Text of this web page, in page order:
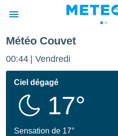
de
Météo Couvet
00:44 Vendredi
Ciel dégagé
17°
Sensation de 17°